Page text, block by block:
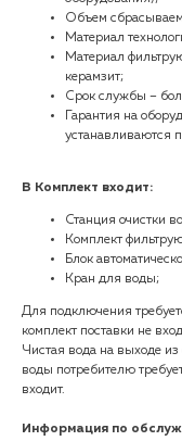
Объем
Материал
Материал
керамзит;
Срок службы –
Гарантия на
устанавливаются
В Комплект входит:
Станция очистки
Комплект
Блок
Кран для воды;
Для подключения
комплект поставки не
Чистая вода на выходе из
воды потребителю
входит.
Информация по